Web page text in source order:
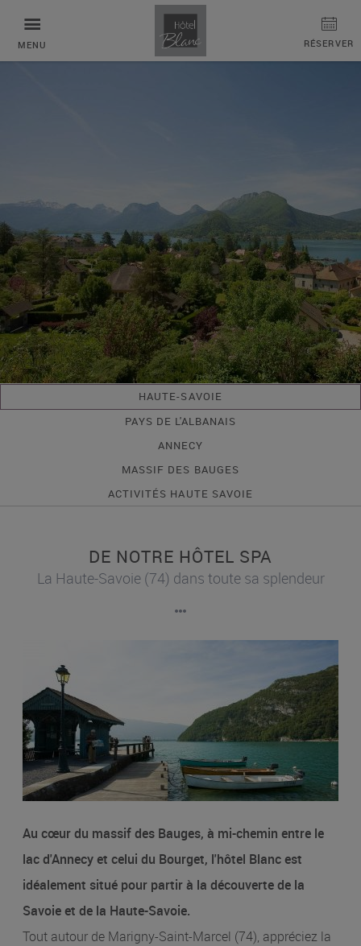
MENU RÉSERVER
HAUTE-SAVOIE
PAYS DE L'ALBANAIS
ANNECY
MASSIF DES BAUGES
ACTIVITÉS HAUTE SAVOIE
DE NOTRE HÔTEL SPA
La Haute-Savoie (74) dans toute sa splendeur
Au cœur du massif des Bauges, à mi-chemin entre le
lac d'Annecy et celui du Bourget, l'hôtel Blanc est
idéalement situé pour partir à la découverte de la
Savoie et de la Haute-Savoie.
Tout autour de Marigny-Saint-Marcel (74), appréciez la
Panneau de gestion des cookies